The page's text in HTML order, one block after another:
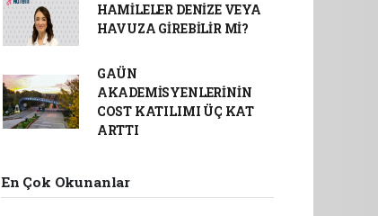
HAMİLELER DENİZE VEYA
HAVUZA GİREBİLİR Mİ?
GAÜN
AKADEMİSYENLERİNİN
COST KATILIMI ÜÇ KAT
ARTTI
En Çok Okunanlar